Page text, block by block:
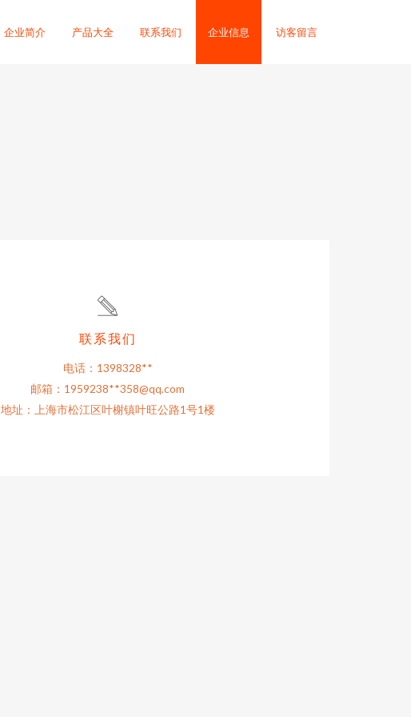
企业简介 产品大全 联系我们 企业信息 访客留言
联系我们
电话：1398328**
邮箱：1959238**358@qq.com
地址：上海市松江区叶榭镇叶旺公路1号1楼